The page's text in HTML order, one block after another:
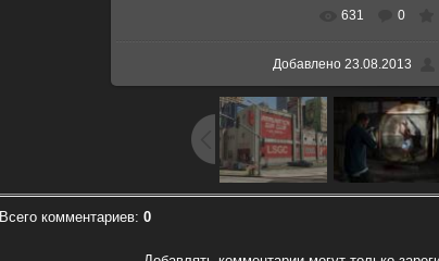
В реальном размере
631 0
Добавлено23.08.2013
Всего комментариев: 0